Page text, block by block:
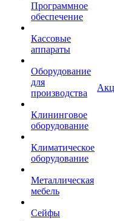
Программное
обеспечение
Кассовые
аппараты
Оборудование
для
производства
Клининговое
оборудование
Климатическое
оборудование
Металлическая
мебель
Сейфы